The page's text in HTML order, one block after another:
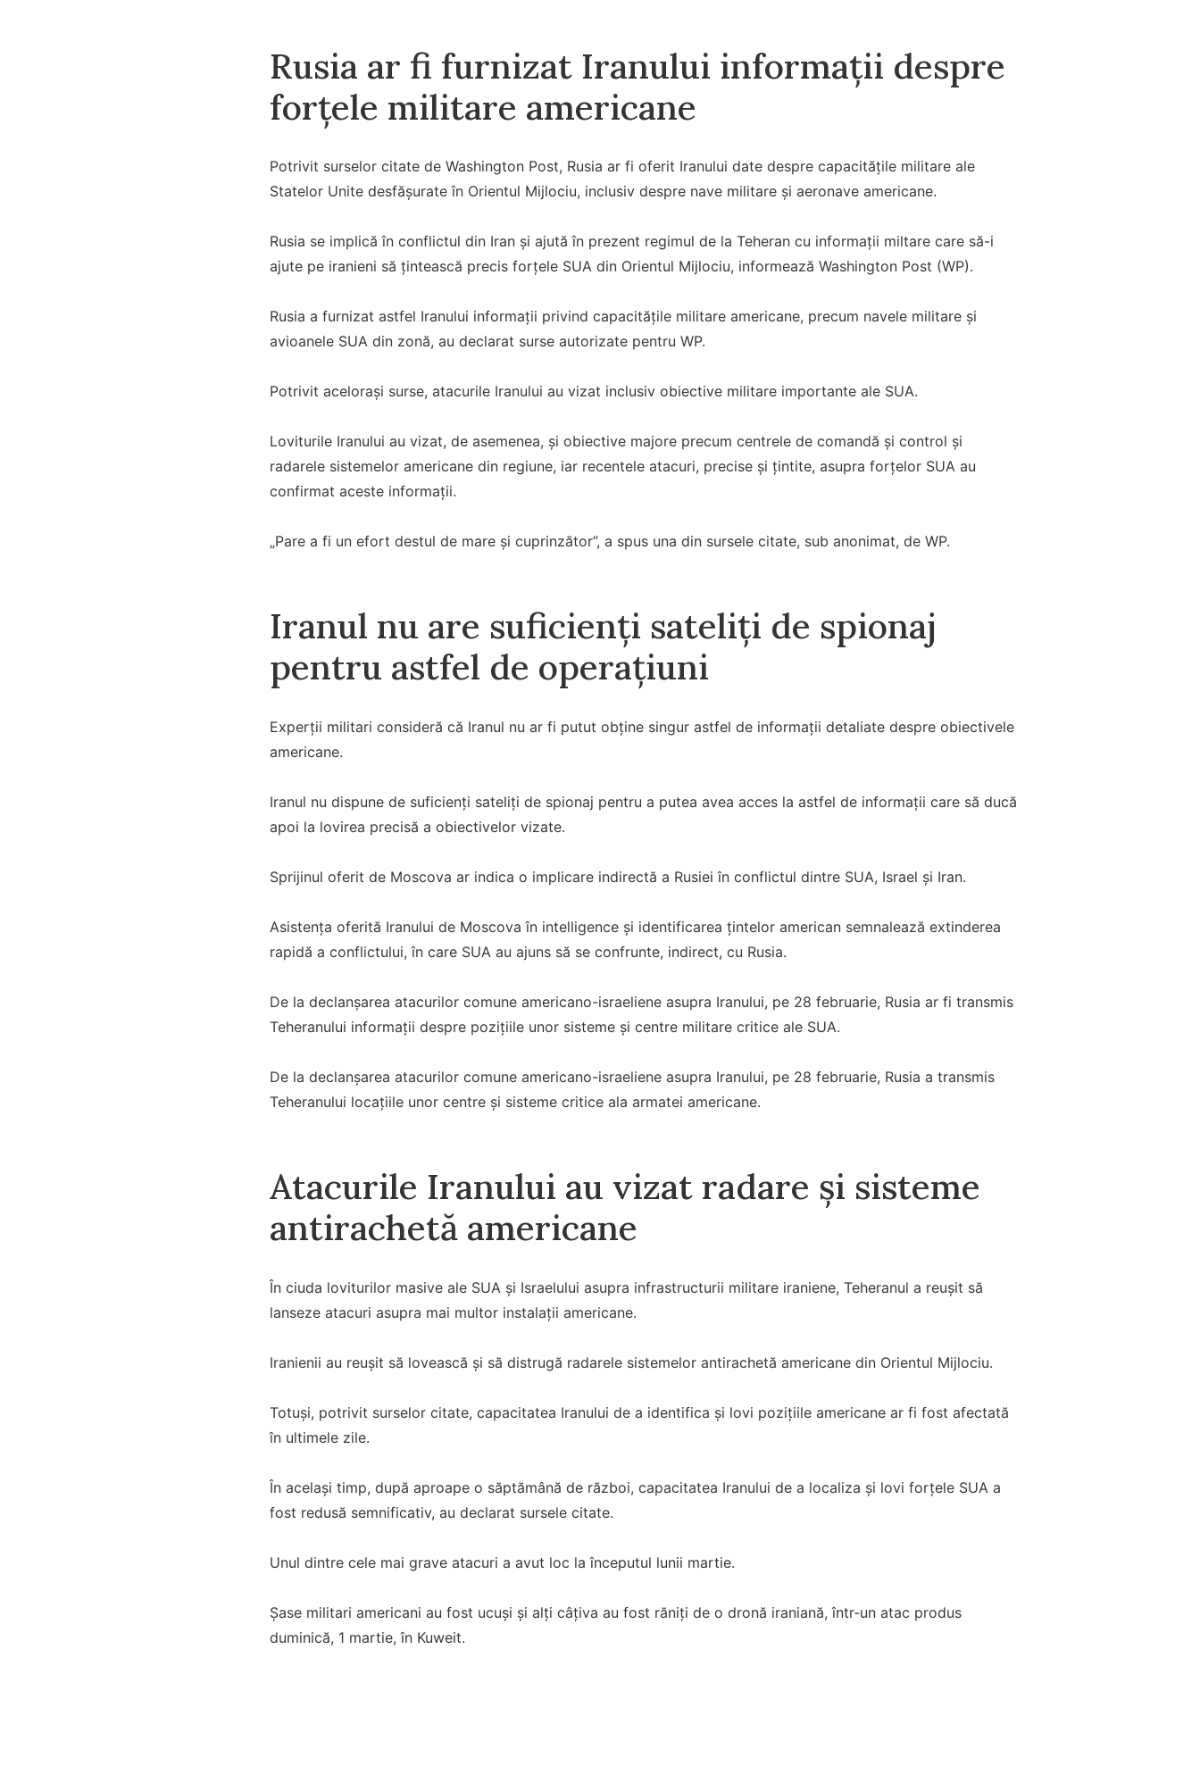
Rusia ar fi furnizat Iranului informații despre
forțele militare americane
Potrivit surselor citate de Washington Post, Rusia ar fi oferit Iranului date despre capacitățile militare ale
Statelor Unite desfășurate în Orientul Mijlociu, inclusiv despre nave militare și aeronave americane.
Rusia se implică în conflictul din Iran și ajută în prezent regimul de la Teheran cu informații miltare care să-i
ajute pe iranieni să țintească precis forțele SUA din Orientul Mijlociu, informează Washington Post (WP).
Rusia a furnizat astfel Iranului informații privind capacitățile militare americane, precum navele militare și
avioanele SUA din zonă, au declarat surse autorizate pentru WP.
Potrivit acelorași surse, atacurile Iranului au vizat inclusiv obiective militare importante ale SUA.
Loviturile Iranului au vizat, de asemenea, și obiective majore precum centrele de comandă și control și
radarele sistemelor americane din regiune, iar recentele atacuri, precise și țintite, asupra forțelor SUA au
confirmat aceste informații.
„Pare a fi un efort destul de mare și cuprinzător”, a spus una din sursele citate, sub anonimat, de WP.
Iranul nu are suficienți sateliți de spionaj
pentru astfel de operațiuni
Experții militari consideră că Iranul nu ar fi putut obține singur astfel de informații detaliate despre obiectivele
americane.
Iranul nu dispune de suficienți sateliți de spionaj pentru a putea avea acces la astfel de informații care să ducă
apoi la lovirea precisă a obiectivelor vizate.
Sprijinul oferit de Moscova ar indica o implicare indirectă a Rusiei în conflictul dintre SUA, Israel și Iran.
Asistența oferită Iranului de Moscova în intelligence și identificarea țintelor american semnalează extinderea
rapidă a conflictului, în care SUA au ajuns să se confrunte, indirect, cu Rusia.
De la declanșarea atacurilor comune americano-israeliene asupra Iranului, pe 28 februarie, Rusia ar fi transmis
Teheranului informații despre pozițiile unor sisteme și centre militare critice ale SUA.
De la declanșarea atacurilor comune americano-israeliene asupra Iranului, pe 28 februarie, Rusia a transmis
Teheranului locațiile unor centre și sisteme critice ala armatei americane.
Atacurile Iranului au vizat radare și sisteme
antirachetă americane
În ciuda loviturilor masive ale SUA și Israelului asupra infrastructurii militare iraniene, Teheranul a reușit să
lanseze atacuri asupra mai multor instalații americane.
Iranienii au reușit să lovească și să distrugă radarele sistemelor antirachetă americane din Orientul Mijlociu.
Totuși, potrivit surselor citate, capacitatea Iranului de a identifica și lovi pozițiile americane ar fi fost afectată
în ultimele zile.
În același timp, după aproape o săptămână de război, capacitatea Iranului de a localiza și lovi forțele SUA a
fost redusă semnificativ, au declarat sursele citate.
Unul dintre cele mai grave atacuri a avut loc la începutul lunii martie.
Șase militari americani au fost ucuși și alți câțiva au fost răniți de o dronă iraniană, într-un atac produs
duminică, 1 martie, în Kuweit.